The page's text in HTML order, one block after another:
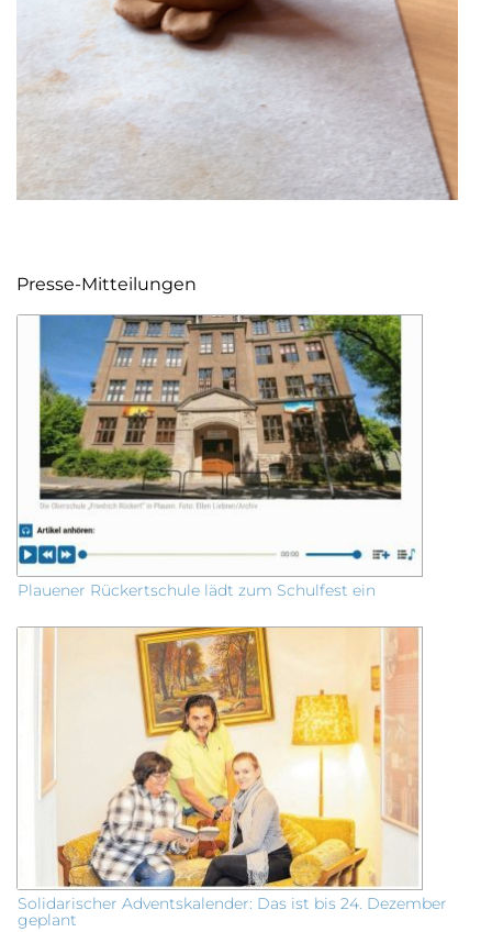
Presse-Mitteilungen
Plauener Rückertschule lädt zum Schulfest ein
Solidarischer Adventskalender: Das ist bis 24. Dezember
geplant